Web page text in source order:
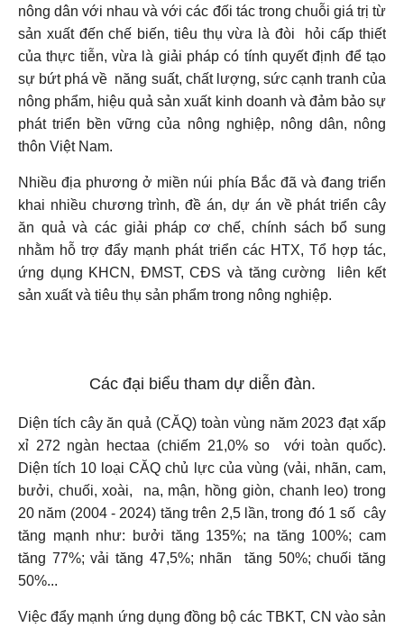
nông dân với nhau và với các đối tác trong chuỗi giá trị từ
sản xuất đến chế biến, tiêu thụ vừa là đòi hỏi cấp thiết
của thực tiễn, vừa là giải pháp có tính quyết định để tạo
sự bứt phá về năng suất, chất lượng, sức cạnh tranh của
nông phẩm, hiệu quả sản xuất kinh doanh và đảm bảo sự
phát triển bền vững của nông nghiệp, nông dân, nông
thôn Việt Nam.
Nhiều địa phương ở miền núi phía Bắc đã và đang triển
khai nhiều chương trình, đề án, dự án về phát triển cây
ăn quả và các giải pháp cơ chế, chính sách bổ sung
nhằm hỗ trợ đẩy mạnh phát triển các HTX, Tổ hợp tác,
ứng dụng KHCN, ĐMST, CĐS và tăng cường liên kết
sản xuất và tiêu thụ sản phẩm trong nông nghiệp.
Các đại biểu tham dự diễn đàn.
Diện tích cây ăn quả (CĂQ) toàn vùng năm 2023 đạt xấp
xỉ 272 ngàn hectaa (chiếm 21,0% so với toàn quốc).
Diện tích 10 loại CĂQ chủ lực của vùng (vải, nhãn, cam,
bưởi, chuối, xoài, na, mận, hồng giòn, chanh leo) trong
20 năm (2004 - 2024) tăng trên 2,5 lần, trong đó 1 số cây
tăng mạnh như: bưởi tăng 135%; na tăng 100%; cam
tăng 77%; vải tăng 47,5%; nhãn tăng 50%; chuối tăng
50%...
Việc đẩy mạnh ứng dụng đồng bộ các TBKT, CN vào sản